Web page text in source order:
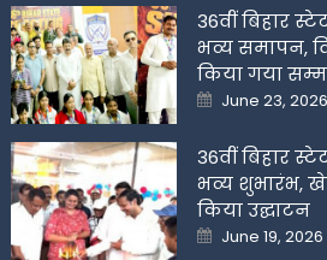
36वीं बिहार
भव्य समापन,
किया गया
Posted
on
June 23, 2026
36वीं बिहार
भव्य शुभारंभ,
किया उद्घाटन
Posted
on
June 19, 2026